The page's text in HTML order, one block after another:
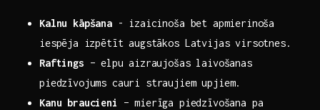
Kalnu kāpšana⁢- izaicinoša ‍bet​ apmierinoša
iespēja ⁤izpētīt augstākos Latvijas virsotnes.
Raftings – elpu ⁣aizraujošas laivošanas
piedzīvojums cauri straujiem upjiem.
Kanu braucieni
– mierīga ⁤piedzīvošana pa